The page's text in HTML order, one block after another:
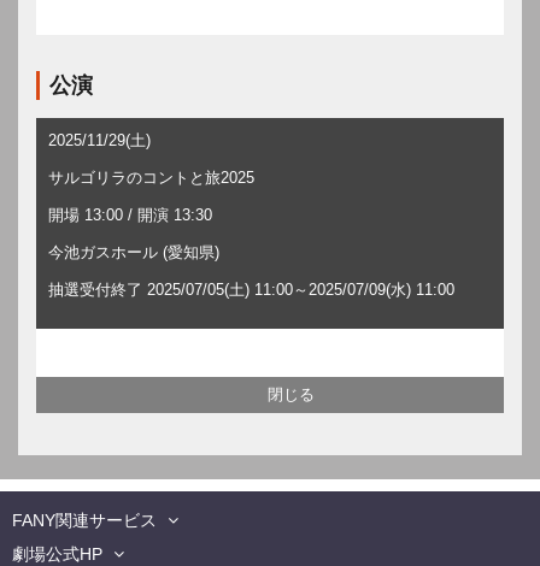
公演
2025/11/29(土)
サルゴリラのコントと旅2025
開場 13:00 / 開演 13:30
今池ガスホール (愛知県)
抽選受付終了 2025/07/05(土) 11:00～2025/07/09(水) 11:00
FANY関連サービス
劇場公式HP